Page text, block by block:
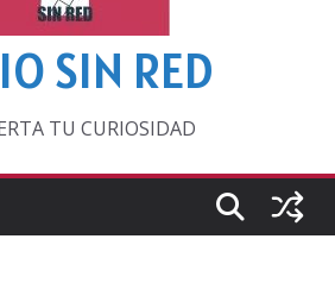
SIN RED
TU CURIOSIDAD